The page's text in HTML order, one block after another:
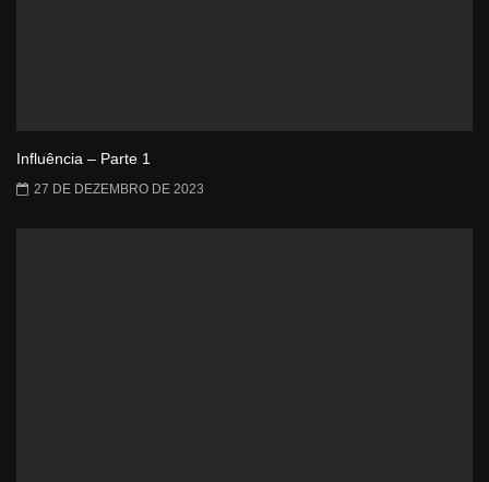
Influência – Parte 1
27 DE DEZEMBRO DE 2023